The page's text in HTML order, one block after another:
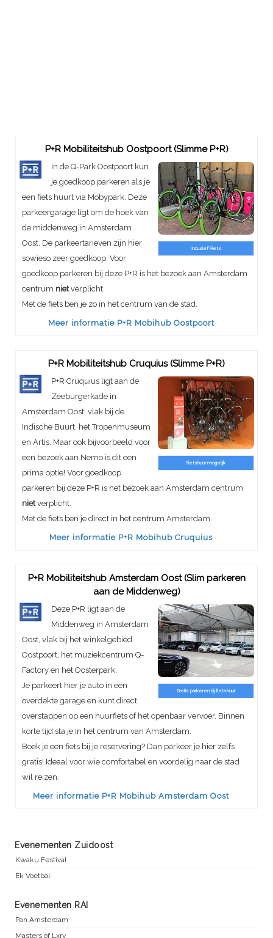
P+R Mobiliteitshub Oostpoort (Slimme P+R)
Incusief Fiets
In de Q-Park Oostpoort kun
je goedkoop parkeren als je
een fiets huurt via Mobypark. Deze
parkeergarage ligt om de hoek van
de middenweg in Amsterdam
Oost. De parkeertarieven zijn hier
sowieso zeer goedkoop. Voor
goedkoop parkeren bij deze P+R is het bezoek aan Amsterdam
centrum nietverplicht.
Met de fiets ben je zo in het centrum van de stad.
Meer informatie P+R Mobihub Oostpoort
P+R Mobiliteitshub Cruquius (Slimme P+R)
Fietshuur mogelijk
P+R Cruquius ligt aan de
Zeeburgerkade in
Amsterdam Oost, vlak bij de
Indische Buurt, het Tropenmuseum
en Artis. Maar ook bijvoorbeeld voor
een bezoek aan Nemo is dit een
prima optie! Voor goedkoop
parkeren bij deze P+R is het bezoek aan Amsterdam centrum
nietverplicht.
Met de fiets ben je direct in het centrum Amsterdam.
Meer informatie P+R Mobihub Cruquius
P+R Mobiliteitshub Amsterdam Oost (Slim parkeren
aan de Middenweg)
Gratis parkeren bij fietshuur
Deze P+R ligt aan de
Middenweg in Amsterdam
Oost, vlak bij het winkelgebied
Oostpoort, het muziekcentrum Q-
Factory en het Oosterpark.
Je parkeert hier je auto in een
overdekte garage en kunt direct
overstappen op een huurfiets of het openbaar vervoer. Binnen
korte tijd sta je in het centrum van Amsterdam.
Boek je een fiets bij je reservering? Dan parkeer je hier zelfs
gratis! Ideaal voor wie comfortabel en voordelig naar de stad
wil reizen.
Meer informatie P+R Mobihub Amsterdam Oost
Evenementen Zuidoost
Kwaku Festival
Ek Voetbal
Evenementen RAI
Pan Amsterdam
Masters of Lxry